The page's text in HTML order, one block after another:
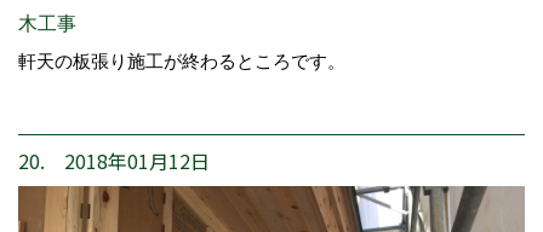
木工事
軒天の板張り施工が終わるところです。
20. 2018年01月12日